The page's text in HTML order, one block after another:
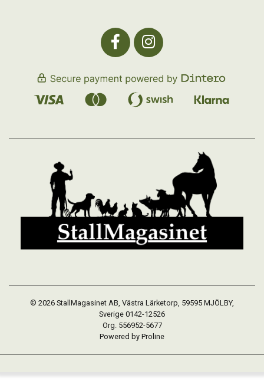
© 2026 StallMagasinet AB, Västra Lärketorp, 59595 MJÖLBY,
Sverige 0142-12526
Org. 556952-5677
Powered by Proline